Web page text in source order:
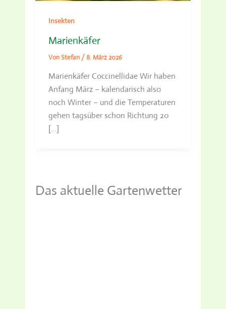
Insekten
Marienkäfer
VonStefan /8. März 2026
Marienkäfer Coccinellidae Wir haben
Anfang März – kalendarisch also
noch Winter – und die Temperaturen
gehen tagsüber schon Richtung 20
[…]
Das aktuelle Gartenwetter